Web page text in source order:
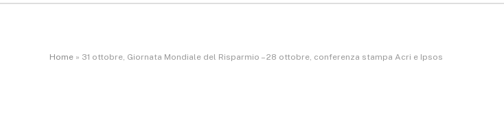
Home » 31 ottobre, Giornata Mondiale del Risparmio – 28 ottobre, conferenza stampa Acri e Ipsos